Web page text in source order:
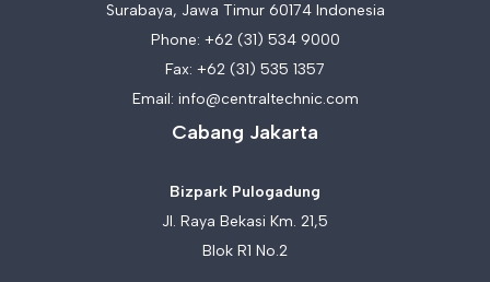
Surabaya, Jawa Timur 60174 Indonesia
Phone: +62 (31) 534 9000
Fax: +62 (31) 535 1357
Email: info@centraltechnic.com
Cabang Jakarta
Bizpark Pulogadung
Jl. Raya Bekasi Km. 21,5
Blok R1 No.2